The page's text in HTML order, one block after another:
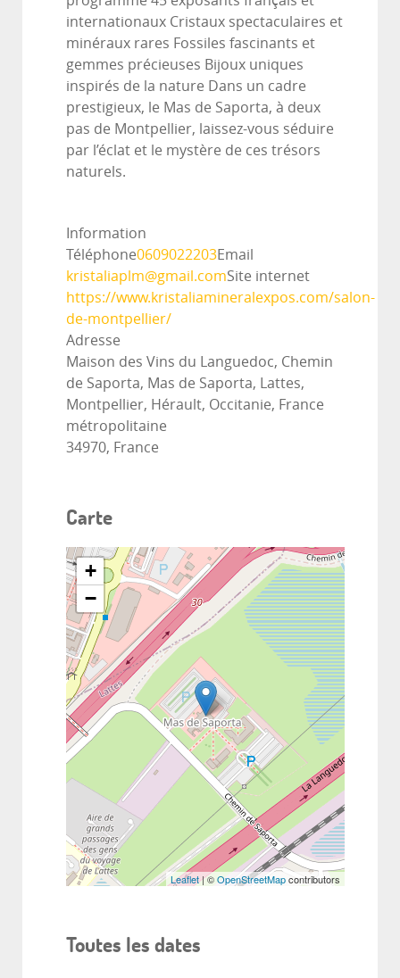
internationaux Cristaux spectaculaires et
minéraux rares Fossiles fascinants et
gemmes précieuses Bijoux uniques
inspirés de la nature Dans un cadre
prestigieux, le Mas de Saporta, à deux
pas de Montpellier, laissez-vous séduire
par l’éclat et le mystère de ces trésors
naturels.
Information
Téléphone0609022203Email
kristaliaplm@gmail.comSite internet
https://www.kristaliamineralexpos.com/salon-
de-montpellier/
Adresse
Maison des Vins du Languedoc, Chemin
de Saporta, Mas de Saporta, Lattes,
Montpellier, Hérault, Occitanie, France
métropolitaine
34970, France
Carte
+
−
Leaflet| ©OpenStreetMapcontributors
Toutes les dates